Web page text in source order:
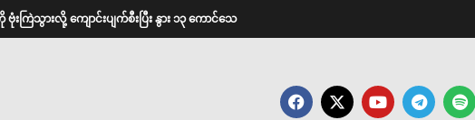
းကြဲသွားလို့ ကျောင်းပျက်စီးပြီး နွား ၁၃ ကောင်သေ